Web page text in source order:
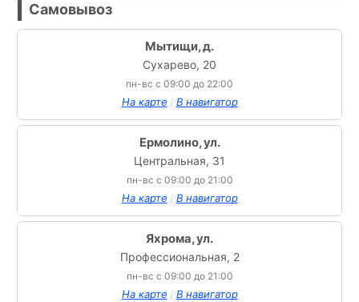
Самовывоз
Мытищи, д.
Сухарево, 20
пн-вс с 09:00 до 22:00
На карте / В навигатор
Ермолино, ул.
Центральная, 31
пн-вс с 09:00 до 21:00
На карте / В навигатор
Яхрома, ул.
Профессиональная, 2
пн-вс с 09:00 до 21:00
На карте / В навигатор